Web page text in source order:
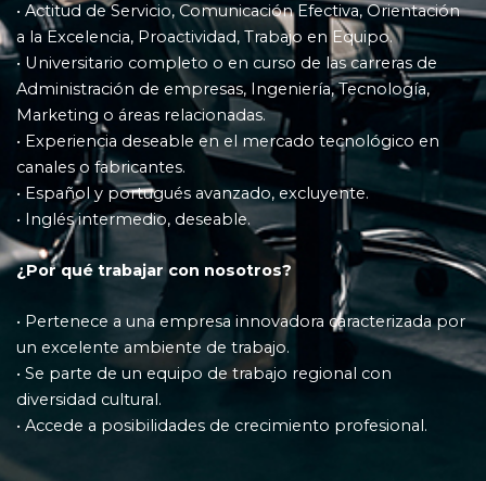
• Actitud de Servicio, Comunicación Efectiva, Orientación
a la Excelencia, Proactividad, Trabajo en Equipo.
• Universitario completo o en curso de las carreras de
Administración de empresas, Ingeniería, Tecnología,
Marketing o áreas relacionadas.
• Experiencia deseable en el mercado tecnológico en
canales o fabricantes.
• Español y portugués avanzado, excluyente.
• Inglés intermedio, deseable.
¿Por qué trabajar con nosotros?
• Pertenece a una empresa innovadora caracterizada por
un excelente ambiente de trabajo.
• Se parte de un equipo de trabajo regional con
diversidad cultural.
• Accede a posibilidades de crecimiento profesional.